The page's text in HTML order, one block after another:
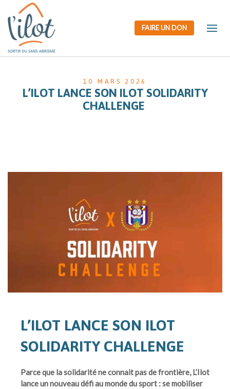
10 MARS 2026
L’ILOT LANCE SON ILOT SOLIDARITY
CHALLENGE
L’ILOT LANCE SON ILOT
SOLIDARITY CHALLENGE
Parce que la solidarité ne connait pas de frontière, L’Ilot
lance un nouveau défi au monde du sport : se mobiliser
FAIRE UN DON